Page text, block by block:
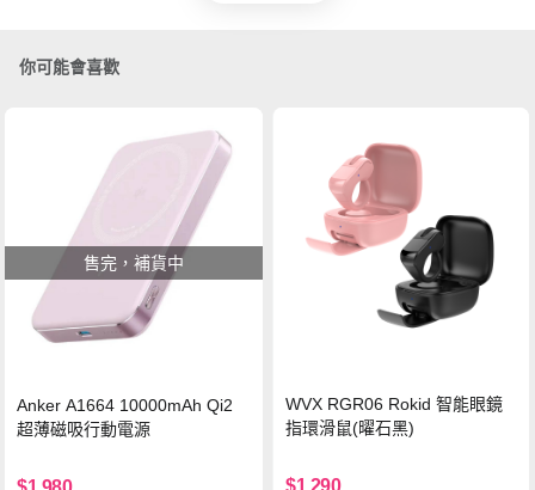
你可能會喜歡
售完，補貨中
Anker A1664 10000mAh Qi2
超薄磁吸行動電源
WVX RGR06 Rokid 智能眼鏡
指環滑鼠(曜石黑)